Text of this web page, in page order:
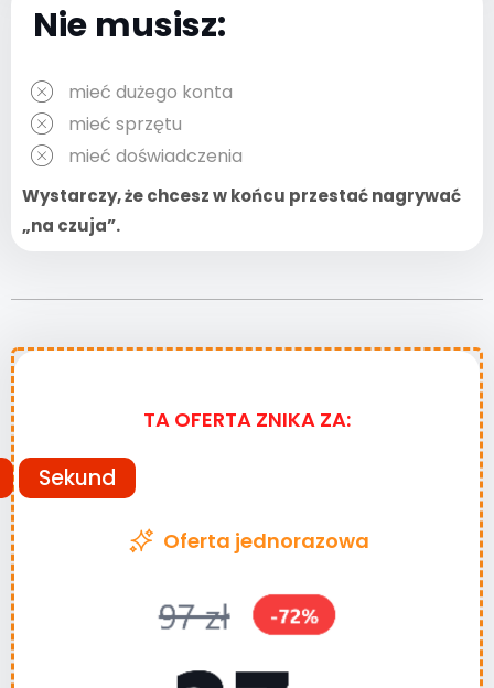
Nie musisz:
mieć dużego konta
mieć sprzętu
mieć doświadczenia
Wystarczy, że chcesz w końcu przestać nagrywać
„na czuja”.
TA OFERTA ZNIKA ZA:
Sekund
Oferta jednorazowa